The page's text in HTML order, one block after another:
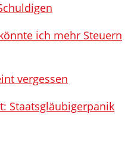
ich mehr Steuern
vergessen
Staatsgläubigerpanik